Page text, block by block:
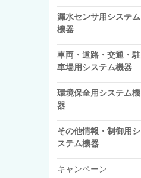
漏水センサ用システム
機器
車両・道路・交通・駐
車場用システム機器
環境保全用システム機
器
その他情報・制御用シ
ステム機器
キャンペーン